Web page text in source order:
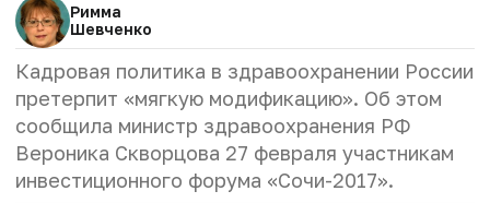
Римма
Шевченко
Кадровая политика в здравоохранении России
претерпит «мягкую модификацию». Об этом
сообщила министр здравоохранения РФ
Вероника Скворцова 27 февраля участникам
инвестиционного форума «Сочи-2017».